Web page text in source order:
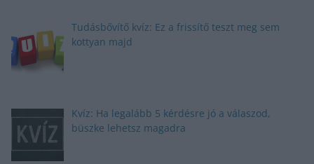
Tudásbővítő kvíz: Ez a frissítő teszt meg sem
kottyan majd
Kvíz: Ha legalább 5 kérdésre jó a válaszod,
büszke lehetsz magadra